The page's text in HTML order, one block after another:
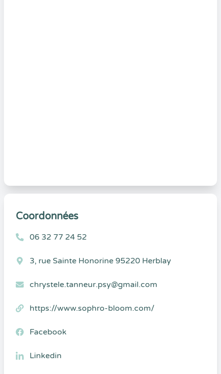
Coordonnées
06 32 77 24 52
3, rue Sainte Honorine 95220 Herblay
chrystele.tanneur.psy@gmail.com
https://www.sophro-bloom.com/
Facebook
Linkedin